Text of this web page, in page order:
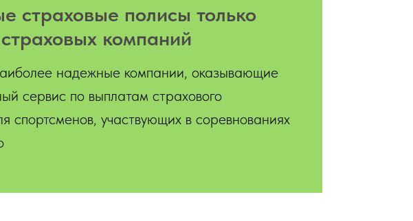
страховые полисы только
страховых компаний
надежные компании, оказывающие
сервис по выплатам страхового
спортсменов, участвующих в соревнованиях